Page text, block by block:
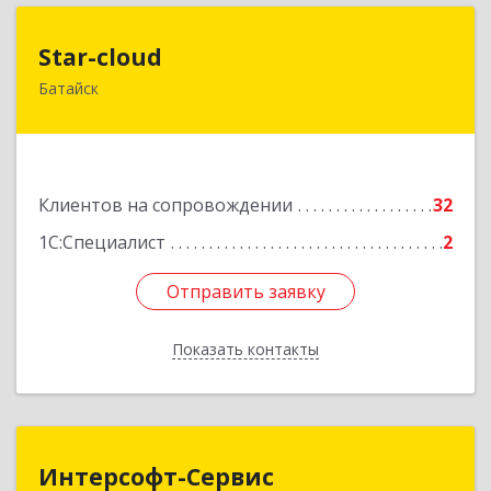
Star-cloud
Батайск
Клиентов на сопровождении
32
1С:Специалист
2
Отправить заявку
Показать контакты
346880, Ростовская обл, Батайск г, Фермерская
Отправить заявку
Назад
Интерсофт-Сервис